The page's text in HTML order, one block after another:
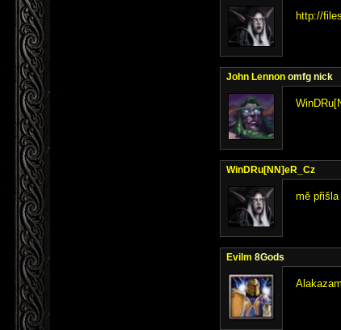
http://
John Lennon omfg nick
WinDRu[NN]eR_Cz
mě
Evilm 8Gods